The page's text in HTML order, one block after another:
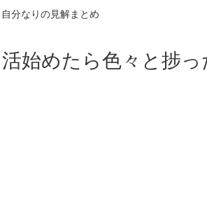
自分なりの見解まとめ
始めたら色々と捗っ